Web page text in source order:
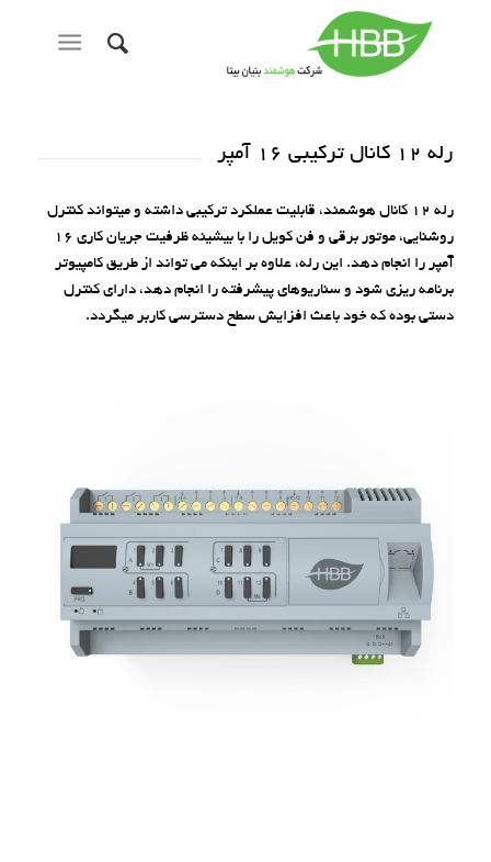
رله 12 کانال ترکیبی 16 آمپر
رله 12 کانال هوشمند، قابلیت عملکرد ترکیبی داشته و میتواند کنترل
روشنایی، موتور برقی و فن کویل را با بیشینه ظرفیت جریان کاری 16
آمپر را انجام دهد. این رله، علاوه بر اینکه می تواند از طریق کامپیوتر
برنامه ریزی شود و سناریوهای پیشرفته را انجام دهد، دارای کنترل
دستی بوده که خود باعث افزایش سطح دسترسی کاربر میگردد.